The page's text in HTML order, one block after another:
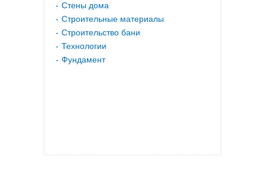
Стены дома
Строительные материалы
Строительство бани
Технологии
Фундамент